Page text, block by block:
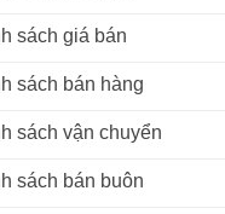
sách giá bán
sách bán hàng
sách vận chuyển
sách bán buôn